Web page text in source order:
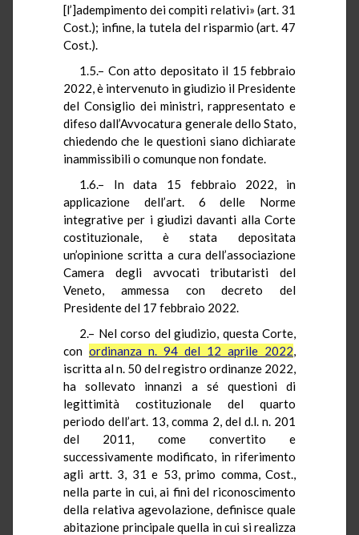
[l’]adempimento dei compiti relativi» (art. 31
Cost.); infine, la tutela del risparmio (art. 47
Cost.).
1.5.– Con atto depositato il 15 febbraio
2022, è intervenuto in giudizio il Presidente
del Consiglio dei ministri, rappresentato e
difeso dall’Avvocatura generale dello Stato,
chiedendo che le questioni siano dichiarate
inammissibili o comunque non fondate.
1.6.– In data 15 febbraio 2022, in
applicazione dell’art. 6 delle Norme
integrative per i giudizi davanti alla Corte
costituzionale, è stata depositata
un’opinione scritta a cura dell’associazione
Camera degli avvocati tributaristi del
Veneto, ammessa con decreto del
Presidente del 17 febbraio 2022.
2.– Nel corso del giudizio, questa Corte,
con ordinanza n. 94 del 12 aprile 2022,
iscritta al n. 50 del registro ordinanze 2022,
ha sollevato innanzi a sé questioni di
legittimità costituzionale del quarto
periodo dell’art. 13, comma 2, del d.l. n. 201
del 2011, come convertito e
successivamente modificato, in riferimento
agli artt. 3, 31 e 53, primo comma, Cost.,
nella parte in cui, ai fini del riconoscimento
della relativa agevolazione, definisce quale
abitazione principale quella in cui si realizza